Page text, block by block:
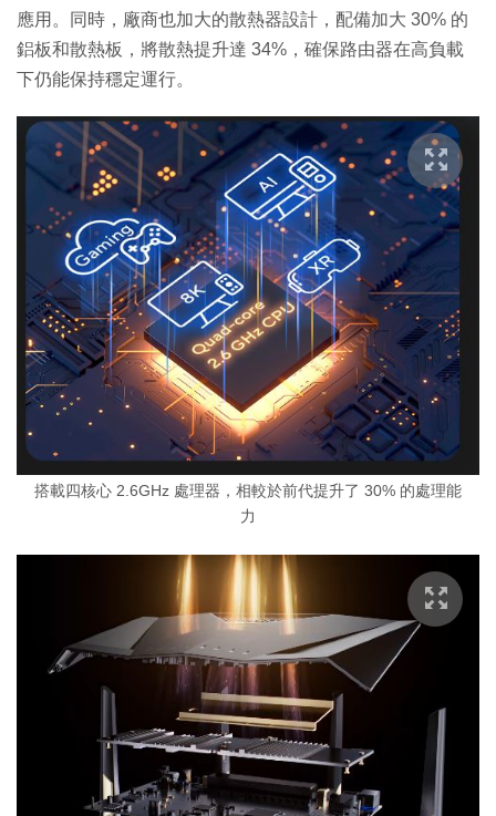
應用。同時，廠商也加大的散熱器設計，配備加大 30% 的
鋁板和散熱板，將散熱提升達 34%，確保路由器在高負載
下仍能保持穩定運行。
搭載四核心 2.6GHz 處理器，相較於前代提升了 30% 的處理能
力